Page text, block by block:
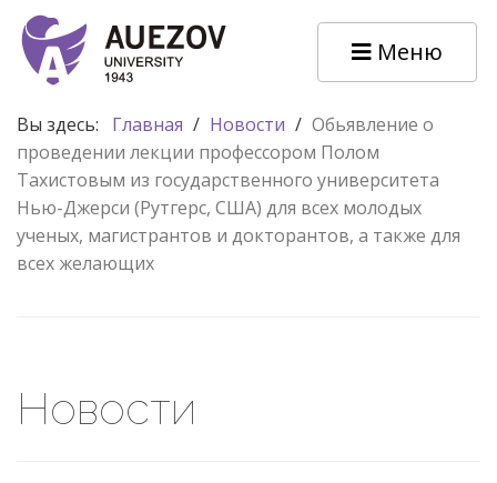
Меню
Вы здесь: Главная / Новости / Обьявление о
проведении лекции профессором Полом
Тахистовым из государственного университета
Нью-Джерси (Рутгерс, США) для всех молодых
ученых, магистрантов и докторантов, а также для
всех желающих
Новости